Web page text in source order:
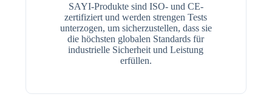
SAYI-Produkte sind ISO- und CE-
zertifiziert und werden strengen Tests
unterzogen, um sicherzustellen, dass sie
die höchsten globalen Standards für
industrielle Sicherheit und Leistung
erfüllen.